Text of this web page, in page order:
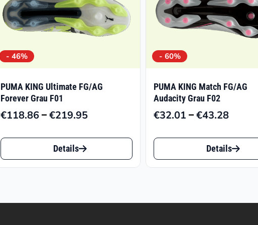
- 46%
PUMA KING Ultimate FG/AG
Forever Grau F01
€118.86–€219.95Preisspanne:
€219.95
Dieses
Produkt
Details
- 60%
PUMA KING Match FG/AG
Audacity Grau F02
€32.01 –€43.28
bis
Dieses
Produkt
Details